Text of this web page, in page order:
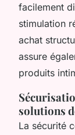
facilement
stimulation
achat
assure
produits
solutions
La sécurité